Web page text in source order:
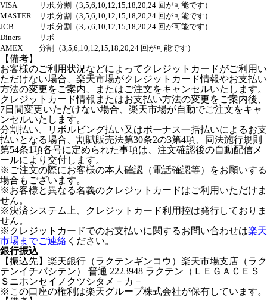
VISA
リボ,分割（3,5,6,10,12,15,18,20,24 回が可能です）
MASTER
リボ,分割（3,5,6,10,12,15,18,20,24 回が可能です）
JCB
リボ,分割（3,5,6,10,12,15,18,20,24 回が可能です）
Diners
リボ
AMEX
分割（3,5,6,10,12,15,18,20,24 回が可能です）
【備考】
お客様のご利用状況などによってクレジットカードがご利用い
ただけない場合、楽天市場がクレジットカード情報やお支払い
方法の変更をご案内、またはご注文をキャンセルいたします。
クレジットカード情報またはお支払い方法の変更をご案内後、
7日間変更いただけない場合、楽天市場が自動でご注文をキャ
ンセルいたします。
分割払い、リボルビング払い又はボーナス一括払いによるお支
払いとなる場合、割賦販売法第30条2の3第4項、同法施行規則
第54条1項各号に定められた事項は、注文確認後の自動配信メ
ールにより交付します。
※ご注文の際にお客様の本人確認（電話確認等）をお願いする
場合もございます。
※お客様と異なる名義のクレジットカードはご利用いただけま
せん。
※決済システム上、クレジットカード利用控は発行しておりま
せん。
※クレジットカードでのお支払いに関するお問い合わせは楽天
市場までご連絡 ください。
銀行振込
【振込先】楽天銀行（ラクテンギンコウ）楽天市場支店（ラク
テンイチバシテン） 普通 2223948 ラクテン（ＬＥＧＡＣＥＳ
Ｓニホンセイノクツシタメ－カ－
※この口座の権利は楽天グループ株式会社が保有しています。